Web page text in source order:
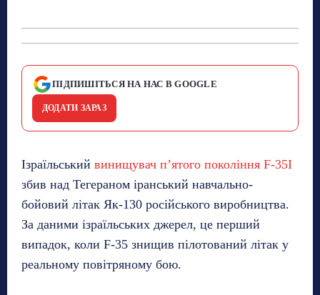
ПІДПИШІТЬСЯ НА НАС В GOOGLE
ДОДАТИ ЗАРАЗ
Ізраїльський винищувач п’ятого покоління F-35I
збив над Тегераном іранський навчально-
бойовий літак Як-130 російського виробництва.
За даними ізраїльських джерел, це перший
випадок, коли F-35 знищив пілотований літак у
реальному повітряному бою.